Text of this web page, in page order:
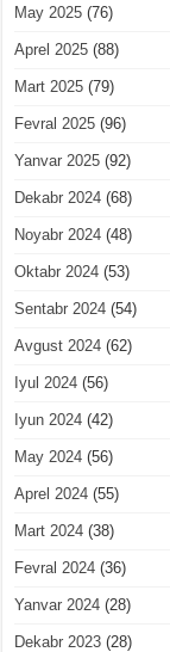
May 2025 (76)
Aprel 2025 (88)
Mart 2025 (79)
Fevral 2025 (96)
Yanvar 2025 (92)
Dekabr 2024 (68)
Noyabr 2024 (48)
Oktabr 2024 (53)
Sentabr 2024 (54)
Avgust 2024 (62)
Iyul 2024 (56)
Iyun 2024 (42)
May 2024 (56)
Aprel 2024 (55)
Mart 2024 (38)
Fevral 2024 (36)
Yanvar 2024 (28)
Dekabr 2023 (28)